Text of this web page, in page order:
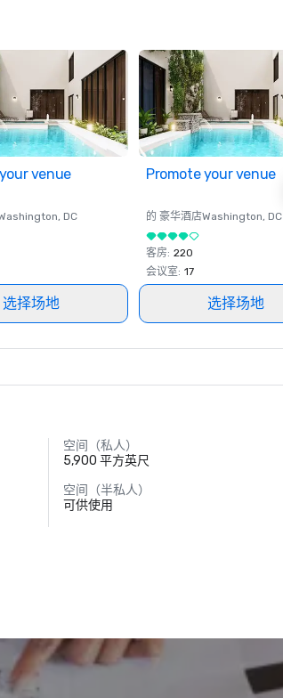
venue
, DC
选择场地
Promote your venue
的 豪华酒店Washington, DC
客房: 220
会议室: 17
选择场地
空间（私人）
5,900 平方英尺
空间（半私人）
可供使用